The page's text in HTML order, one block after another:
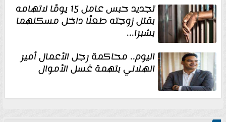
تجديد حبس عامل 15 يومًا لاتهامه
بقتل زوجته طعنًا داخل مسكنهما
بشبرا...
اليوم.. محاكمة رجل الأعمال أمير
الهلالي بتهمة غسل الأموال